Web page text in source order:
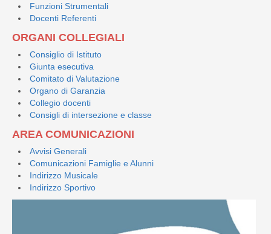
Funzioni Strumentali
Docenti Referenti
ORGANI COLLEGIALI
Consiglio di Istituto
Giunta esecutiva
Comitato di Valutazione
Organo di Garanzia
Collegio docenti
Consigli di intersezione e classe
AREA COMUNICAZIONI
Avvisi Generali
Comunicazioni Famiglie e Alunni
Indirizzo Musicale
Indirizzo Sportivo